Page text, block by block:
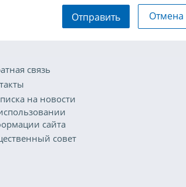
Отправить Отмена
связь
на новости
сайта
совет